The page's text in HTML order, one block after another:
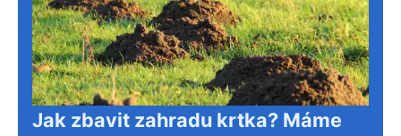
Jak zbavit zahradu krtka? Máme